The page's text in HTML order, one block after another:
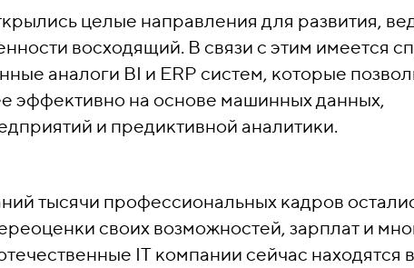
целые направления для развития,
восходящий. В связи с этим имеется
аналоги BI и ERP систем, которые
эффективно на основе машинных данных,
и предиктивной аналитики.
тысячи профессиональных кадров
своих возможностей, зарплат и
IT компании сейчас находятся в